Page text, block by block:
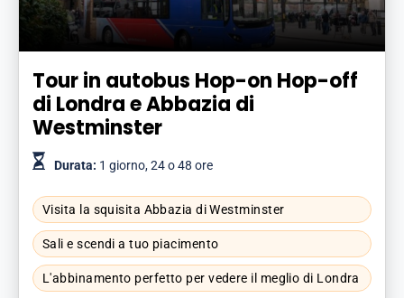
Tour in autobus Hop-on Hop-off
di Londra e Abbazia di
Westminster
Durata: 1 giorno, 24 o 48 ore
Visita la squisita Abbazia di Westminster
Sali e scendi a tuo piacimento
L'abbinamento perfetto per vedere il meglio di Londra